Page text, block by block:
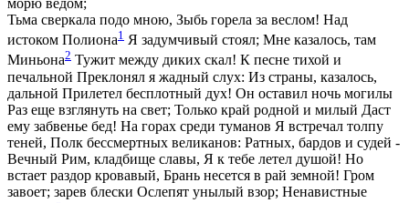
морю ведом;
Тьма сверкала подо мною, Зыбь горела за веслом! Над
истоком Полиона1 Я задумчивый стоял; Мне казалось, там
Миньона2 Тужит между диких скал! К песне тихой и
печальной Преклонял я жадный слух: Из страны, казалось,
дальной Прилетел бесплотный дух! Он оставил ночь могилы
Раз еще взглянуть на свет; Только край родной и милый Даст
ему забвенье бед! На горах среди туманов Я встречал толпу
теней, Полк бессмертных великанов: Ратных, бардов и судей -
Вечный Рим, кладбище славы, Я к тебе летел душой! Но
встает раздор кровавый, Брань несется в рай земной! Гром
завоет; зарев блески Ослепят унылый взор; Ненавистные